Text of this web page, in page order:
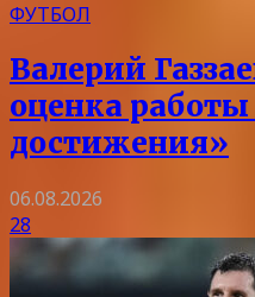
ФУТБОЛ
Валерий
оценка
достижения»
06.08.2026
28